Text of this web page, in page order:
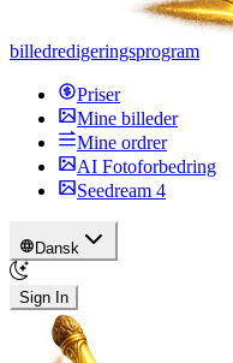
billedredigeringsprogram
Priser
Mine billeder
Mine ordrer
AI Fotoforbedring
Seedream 4
Dansk
Sign In